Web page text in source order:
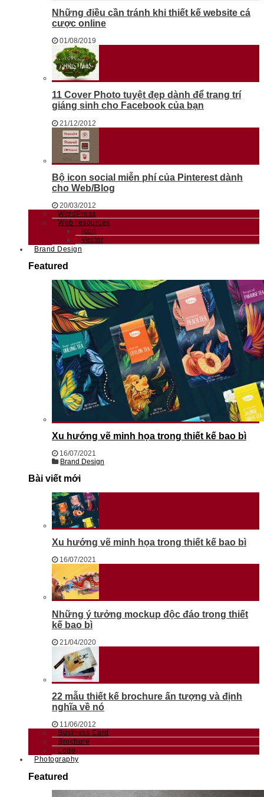
Những điều cần tránh khi thiết kế website cá
cược online
01/08/2019
11 Cover Photo tuyệt đẹp dành để trang trí
giáng sinh cho Facebook của bạn
21/12/2012
Bộ icon social miễn phí của Pinterest dành
cho Web/Blog
20/03/2012
WordPress
Web resources
Icon
Vector
Brand Design
Featured
Xu hướng vẽ minh họa trong thiết kế bao bì
16/07/2021
Brand Design
Bài viết mới
Xu hướng vẽ minh họa trong thiết kế bao bì
16/07/2021
Những ý tưởng mockup độc đáo trong thiết
kế bao bì
21/04/2020
22 mẫu thiết kế brochure ấn tượng và định
nghĩa về nó
11/06/2012
Business Card
Brochure
Logo
Photography
Featured